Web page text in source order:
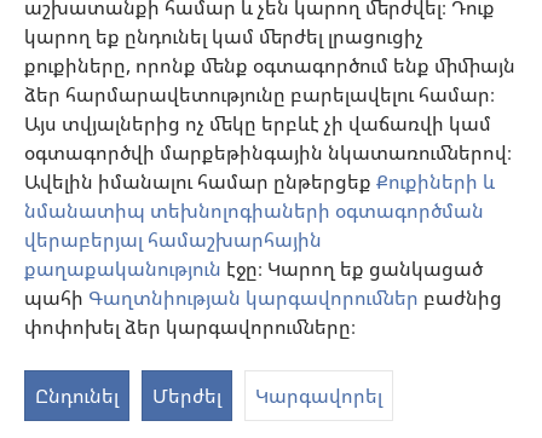
աշխատանքի համար և չեն կարող մերժվել։ Դուք
կարող եք ընդունել կամ մերժել լրացուցիչ
քուքիները, որոնք մենք օգտագործում ենք միմիայն
ձեր հարմարավետությունը բարելավելու համար։
Այս տվյալներից ոչ մեկը երբևէ չի վաճառվի կամ
օգտագործվի մարքեթինգային նկատառումներով։
Ավելին իմանալու համար ընթերցեք Քուքիների և
նմանատիպ տեխնոլոգիաների օգտագործման
վերաբերյալ համաշխարհային
քաղաքականություն էջը։ Կարող եք ցանկացած
պահի Գաղտնիության կարգավորումներ բաժնից
փոփոխել ձեր կարգավորումները։
Ընդունել Մերժել Կարգավորել
պատուհան)
Դիտարանի ՕՆԼԱՅՆ ԳՐԱԴԱՐԱՆ
(բացվում
է
նոր
պատուհան)
JW Hub
(բացվում
է
նոր
պատուհան)
JW Library® հավելված
Watchtower Library
Copyright © 2026 Watch Tower Bible and Tract Society of Pennsylvania.
ՕԳՏԱԳՈՐԾՄԱՆ ՊԱՅՄԱՆՆԵՐ |
ՔԱՂԱՔԱԿԱՆՈՒԹՅՈՒՆ|ԳԱՂՏՆԻՈՒԹՅԱՆ ԿԱՐԳԱՎՈՐՈՒՄՆԵՐ